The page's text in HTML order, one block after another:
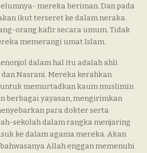
mereka beriman. Dan pada
ikut terseret ke dalam neraka.
orang kafir secara umum. Tidak
memerangi umat Islam.
dalam hal itu adalah ahli
Nasrani. Mereka kerahkan
memurtadkan kaum muslimin
berbagai yayasan, mengirimkan
para dokter serta
sekolah dalam rangka menjaring
ke dalam agama mereka. Akan
Allah enggan memenuhi